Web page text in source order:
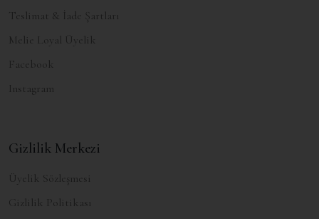
Teslimat & İade Şartları
Melie Loyal Üyelik
Facebook
Instagram
Gizlilik Merkezi
Üyelik Sözleşmesi
Gizlilik Politikası